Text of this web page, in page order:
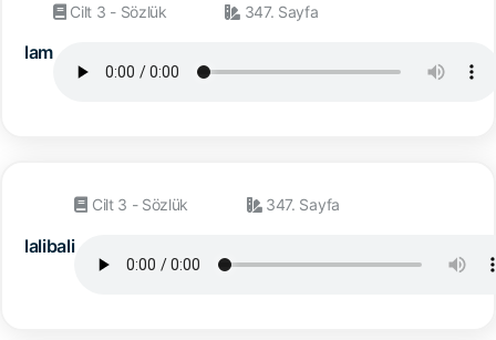
lam
Cilt 3 - Sözlük 347. Sayfa
lalibali
Cilt 3 - Sözlük 347. Sayfa